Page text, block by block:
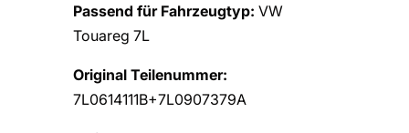
Passend für Fahrzeugtyp: VW
Touareg 7L
Original Teilenummer:
7L0614111B+7L0907379A